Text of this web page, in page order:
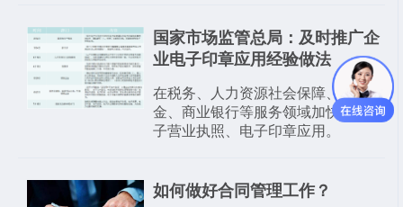
国家市场监管总局：及时推广企
业电子印章应用经验做法
在税务、人力资源社会保障、公积
金、商业银行等服务领域加快实现电
子营业执照、电子印章应用。
如何做好合同管理工作？